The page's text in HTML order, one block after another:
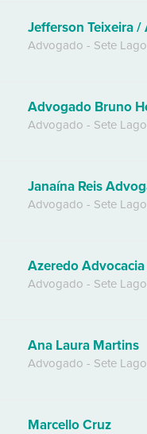
Advogado - Sete
Advogado Bruno
Advogado - Sete
Janaína Reis
Advogado - Sete
Azeredo Advocacia
Advogado - Sete
Ana Laura Martins
Advogado - Sete
Marcello Cruz